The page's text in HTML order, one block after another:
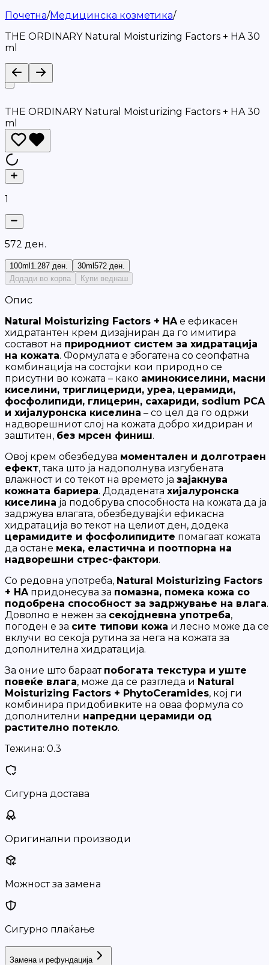
Почетна/Медицинска козметика/
THE ORDINARY Natural Moisturizing Factors + HA 30
ml
THE ORDINARY Natural Moisturizing Factors + HA 30
ml
1
572 ден.
100ml 1.287 ден. 30ml 572 ден.
Додади во корпа
Купи веднаш
Опис
Natural Moisturizing Factors + HAе ефикасен
хидратантен крем дизајниран да го имитира
составот на природниот систем за хидратација
на кожата. Формулата е збогатена со сеопфатна
комбинација на состојки кои природно се
присутни во кожата – како аминокиселини, масни
киселини, триглицериди, уреа, церамиди,
фосфолипиди, глицерин, сахариди, sodium PCA
и хијалуронска киселина – со цел да го одржи
надворешниот слој на кожата добро хидриран и
заштитен, без мрсен финиш.
Овој крем обезбедува моментален и долготраен
ефект, така што ја надополнува изгубената
влажност и со текот на времето ја зајакнува
кожната бариера. Додадената хијалуронска
киселина ја подобрува способноста на кожата да ја
задржува влагата, обезбедувајќи ефикасна
хидратација во текот на целиот ден, додека
церамидите и фосфолипидите помагаат кожата
да остане мека, еластична и поотпорна на
надворешни стрес-фактори.
Со редовна употреба, Natural Moisturizing Factors
+ HAпридонесува за помазна, помека кожа со
подобрена способност за задржување на влага.
Доволно е нежен за секојдневна употреба,
погоден е за сите типови кожа и лесно може да се
вклучи во секоја рутина за нега на кожата за
дополнителна хидратација.
За оние што бараат побогата текстура и уште
повеќе влага, може да се разгледа и Natural
Moisturizing Factors + PhytoCeramides, кој ги
комбинира придобивките на оваа формула со
дополнителни напредни церамиди од
растително потекло.
Тежина: 0.3
Сигурна достава
Оригинални производи
Можност за замена
Сигурно плаќање
Замена и рефундација